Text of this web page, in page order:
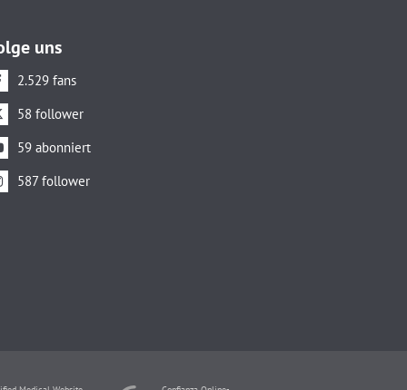
uns
2.529 fans
58 follower
59 abonniert
587 follower